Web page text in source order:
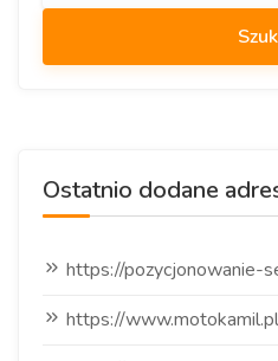
Ostatnio dodane
https://pozycjonowanie-
https://